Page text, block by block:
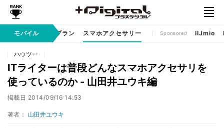
モバイル
ームアプリ 料金プラン スマホアクセサリー Sponsored IIJmio
ハウツー
ITライターは普段どんなスマホアクセサリを
使っているのか - 山田井ユウキ編
掲載日 2014/09/16 14:53
著者： 山田井ユウキ